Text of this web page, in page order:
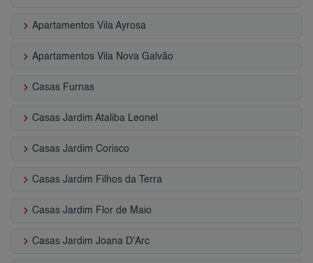
keyboard_arrow_right Apartamentos Vila Ayrosa
keyboard_arrow_right Apartamentos Vila Nova Galvão
keyboard_arrow_right Casas Furnas
keyboard_arrow_right Casas Jardim Ataliba Leonel
keyboard_arrow_right Casas Jardim Corisco
keyboard_arrow_right Casas Jardim Filhos da Terra
keyboard_arrow_right Casas Jardim Flor de Maio
keyboard_arrow_right Casas Jardim Joana D'Arc